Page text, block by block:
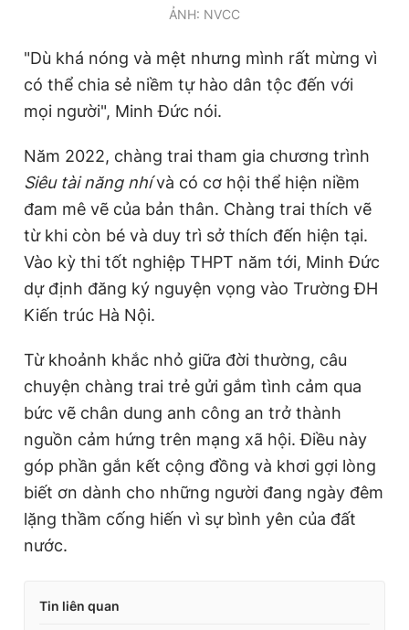
ẢNH: NVCC
"Dù khá nóng và mệt nhưng mình rất mừng vì
có thể chia sẻ niềm tự hào dân tộc đến với
mọi người", Minh Đức nói.
Năm 2022, chàng trai tham gia chương trình
Siêu tài năng nhívà có cơ hội thể hiện niềm
đam mê vẽ của bản thân. Chàng trai thích vẽ
từ khi còn bé và duy trì sở thích đến hiện tại.
Vào kỳ thi tốt nghiệp THPT năm tới, Minh Đức
dự định đăng ký nguyện vọng vào Trường ĐH
Kiến trúc Hà Nội.
Từ khoảnh khắc nhỏ giữa đời thường, câu
chuyện chàng trai trẻ gửi gắm tình cảm qua
bức vẽ chân dung anh công an trở thành
nguồn cảm hứng trên mạng xã hội. Điều này
góp phần gắn kết cộng đồng và khơi gợi lòng
biết ơn dành cho những người đang ngày đêm
lặng thầm cống hiến vì sự bình yên của đất
nước.
Tin liên quan